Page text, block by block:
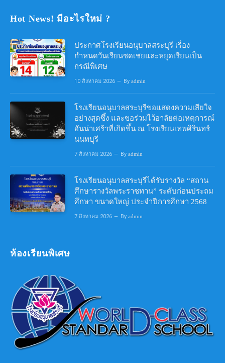
Hot News! มีอะไรใหม่ ?
ประกาศโรงเรียนอนุบาลสระบุรี เรื่อง
กำหนดวันเรียนชดเชยและหยุดเรียนเป็น
กรณีพิเศษ
10 สิงหาคม 2026 By admin
โรงเรียนอนุบาลสระบุรีขอแสดงความเสียใจ
อย่างสุดซึ้ง และขอร่วมไว้อาลัยต่อเหตุการณ์
อันน่าเศร้าที่เกิดขึ้น ณ โรงเรียนเทพศิรินทร์
นนทบุรี
7 สิงหาคม 2026 By admin
โรงเรียนอนุบาลสระบุรีได้รับรางวัล “สถาน
ศึกษารางวัลพระราชทาน” ระดับก่อนประถม
ศึกษา ขนาดใหญ่ ประจำปีการศึกษา 2568
7 สิงหาคม 2026 By admin
ห้องเรียนพิเศษ